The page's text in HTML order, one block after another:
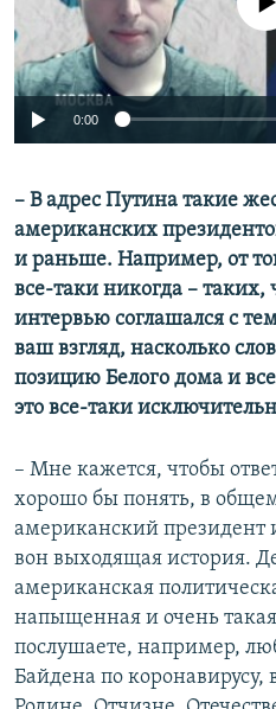
Auto 240p
720p
0:00
– В адрес Путина такие
американских
и раньше. Например, от
все-таки никогда – таких,
интервью соглашался с
ваш взгляд, насколько
позицию Белого дома и
это все-таки
– Мне кажется, чтобы
хорошо бы понять, в
американский президент
вон выходящая история.
американская
напыщенная и очень
послушаете, например,
Байдена по